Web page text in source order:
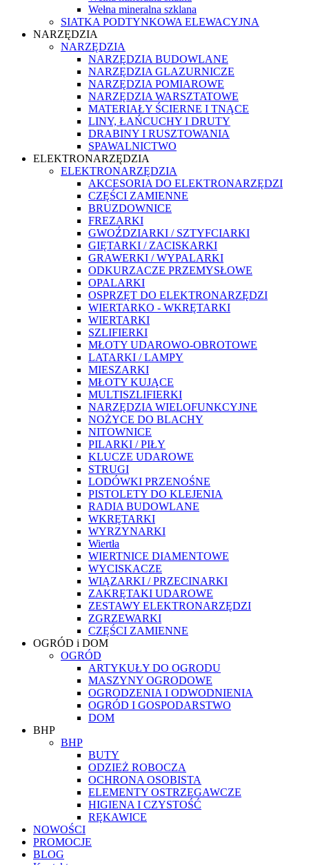
Wełna mineralna szklana
SIATKA PODTYNKOWA ELEWACYJNA
NARZĘDZIA
NARZĘDZIA
NARZĘDZIA BUDOWLANE
NARZĘDZIA GLAZURNICZE
NARZĘDZIA POMIAROWE
NARZĘDZIA WARSZTATOWE
MATERIAŁY ŚCIERNE I TNĄCE
LINY, ŁAŃCUCHY I DRUTY
DRABINY I RUSZTOWANIA
SPAWALNICTWO
ELEKTRONARZĘDZIA
ELEKTRONARZĘDZIA
AKCESORIA DO ELEKTRONARZĘDZI
CZĘŚCI ZAMIENNE
BRUZDOWNICE
FREZARKI
GWOŹDZIARKI / SZTYFCIARKI
GIĘTARKI / ZACISKARKI
GRAWERKI / WYPALARKI
ODKURZACZE PRZEMYSŁOWE
OPALARKI
OSPRZĘT DO ELEKTRONARZĘDZI
WIERTARKO - WKRĘTARKI
WIERTARKI
SZLIFIERKI
MŁOTY UDAROWO-OBROTOWE
LATARKI / LAMPY
MIESZARKI
MŁOTY KUJĄCE
MULTISZLIFIERKI
NARZĘDZIA WIELOFUNKCYJNE
NOŻYCE DO BLACHY
NITOWNICE
PILARKI / PIŁY
KLUCZE UDAROWE
STRUGI
LODÓWKI PRZENOŚNE
PISTOLETY DO KLEJENIA
RADIA BUDOWLANE
WKRĘTARKI
WYRZYNARKI
Wiertła
WIERTNICE DIAMENTOWE
WYCISKACZE
WIĄZARKI / PRZECINARKI
ZAKRĘTAKI UDAROWE
ZESTAWY ELEKTRONARZĘDZI
ZGRZEWARKI
CZĘŚCI ZAMIENNE
OGRÓD i DOM
OGRÓD
ARTYKUŁY DO OGRODU
MASZYNY OGRODOWE
OGRODZENIA I ODWODNIENIA
OGRÓD I GOSPODARSTWO
DOM
BHP
BHP
BUTY
ODZIEŻ ROBOCZA
OCHRONA OSOBISTA
ELEMENTY OSTRZEGAWCZE
HIGIENA I CZYSTOŚĆ
RĘKAWICE
NOWOŚCI
PROMOCJE
BLOG